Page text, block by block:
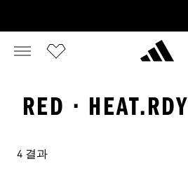
RED · HEAT.RDY
4 결과